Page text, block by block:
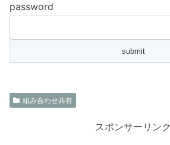
password
組み合わせ共有
スポンサーリンク